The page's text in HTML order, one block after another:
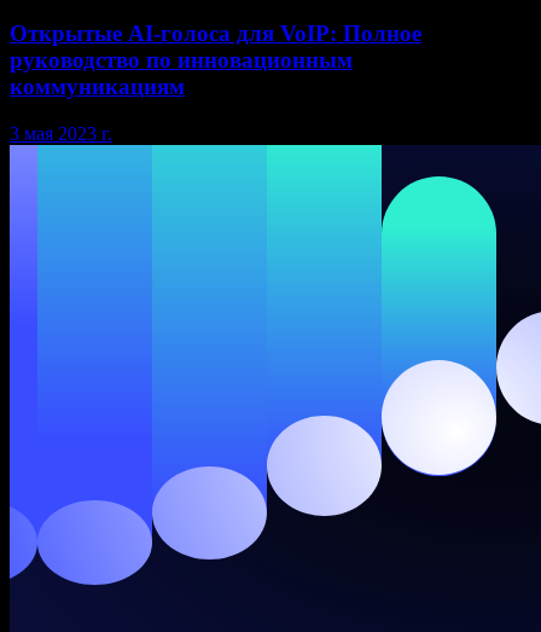
Открытые AI-голоса для VoIP: Полное
руководство по инновационным
коммуникациям
3 мая 2023 г.